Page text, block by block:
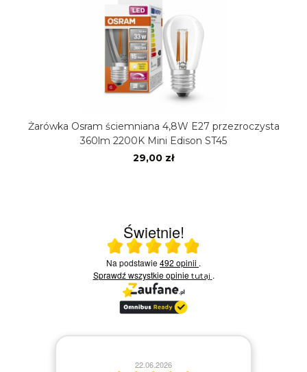
Żarówka Osram ściemniana 4,8W E27 przezroczysta
360lm 2200K Mini Edison ST45
29,00 zł
Świetnie!
Ocena średnia 4.9 na 5
Na podstawie492 opinii .
Sprawdź wszystkie opinie tutaj .
22.06.2026